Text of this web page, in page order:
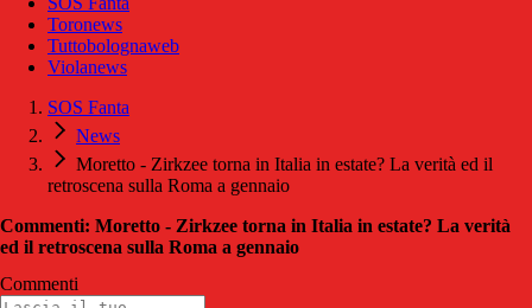
Toronews
Tuttobolognaweb
Violanews
SOS Fanta
News
Moretto - Zirkzee torna in Italia in estate? La verità ed il
retroscena sulla Roma a gennaio
Commenti: Moretto - Zirkzee torna in Italia in estate? La verità
ed il retroscena sulla Roma a gennaio
Commenti